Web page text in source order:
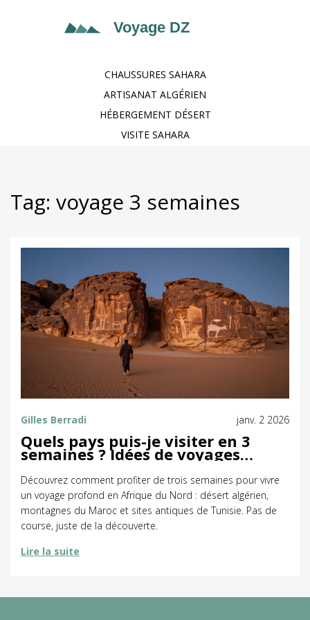
CHAUSSURES SAHARA
ARTISANAT ALGÉRIEN
HÉBERGEMENT DÉSERT
VISITE SAHARA
Tag: voyage 3 semaines
Gilles Berradi janv. 2 2026
Quels pays puis-je visiter en 3
semaines ? Idées de voyages
riches en découvertes
Découvrez comment profiter de trois semaines pour vivre
un voyage profond en Afrique du Nord : désert algérien,
montagnes du Maroc et sites antiques de Tunisie. Pas de
course, juste de la découverte.
Lire la suite